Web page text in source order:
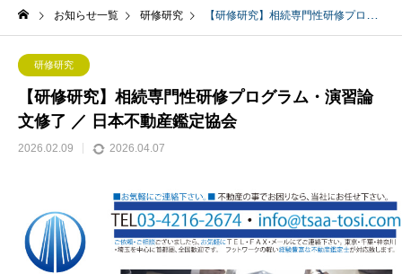
お知らせ一覧 研修研究 【研修研究】相続専門性研修プログラム・演習論文修了 ／ 日本不動産鑑定協会
研修研究
【研修研究】相続専門性研修プログラム・演習論
文修了 ／ 日本不動産鑑定協会
2026.02.09 2026.04.07